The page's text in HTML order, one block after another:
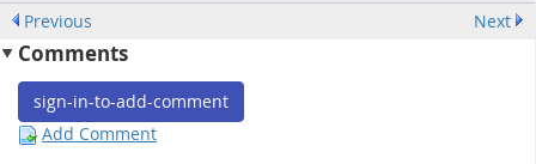
Previous Next
Comments
sign-in-to-add-comment
Add Comment